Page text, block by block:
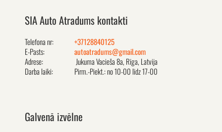
SIA Auto Atradums kontakti
Telefona nr:
+37128840125
E-Pasts:
autoatradums@gmail.com
Adrese:
Jukuma Vacieša 8a, Rīga, Latvija
Darba laiki:
Pirm.-Piekt.: no 10-00 līdz 17-00
Galvenā izvēlne